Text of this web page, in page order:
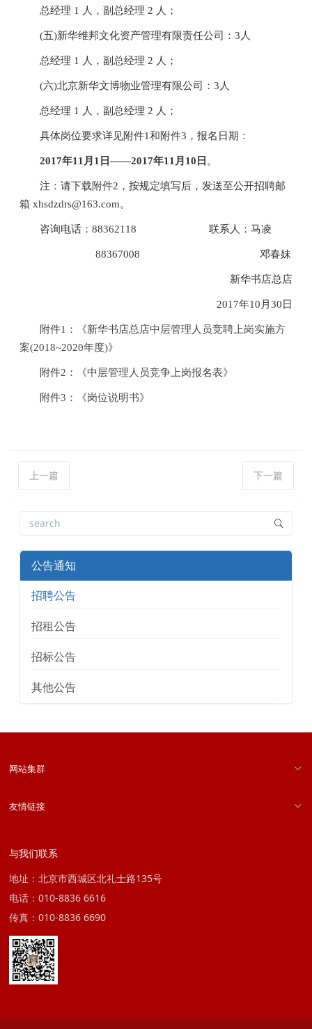
总经理 1 人，副总经理 2 人；
(五)新华维邦文化资产管理有限责任公司：3人
总经理 1 人，副总经理 2 人；
(六)北京新华文博物业管理有限公司：3人
总经理 1 人，副总经理 2 人；
具体岗位要求详见附件1和附件3，报名日期：
2017年11月1日——2017年11月10日 。
注：请下载附件2，按规定填写后，发送至公开招聘邮
箱 xhsdzdrs@163.com。
咨询电话：88362118 联系人：马凌
88367008 邓春妹
新华书店总店
2017年10月30日
附件1：《新华书店总店中层管理人员竞聘上岗实施方
案(2018~2020年度)》
附件2：《中层管理人员竞争上岗报名表》
附件3：《岗位说明书》
上一篇 下一篇
公告通知
招聘公告
招租公告
招标公告
其他公告
网站集群
友情链接
与我们联系
地址：北京市西城区北礼士路135号
电话：010-8836 6616
传真：010-8836 6690